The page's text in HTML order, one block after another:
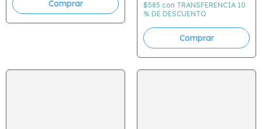
Comprar $585 con TRANSFERENCIA 10
% DE DESCUENTO
Comprar